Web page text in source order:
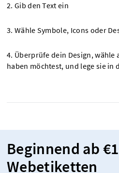
2. Gib den Text ein
3. Wähle Symbole, Icons oder
4. Überprüfe dein Design, wähle
haben möchtest, und lege sie in
Beginnend ab
Webetiketten